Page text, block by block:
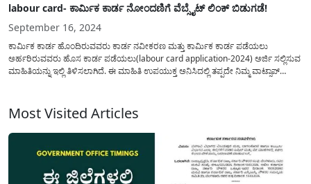
labour card- ಕಾರ್ಮಿಕ ಕಾರ್ಡ ನೋಂದಣಿಗೆ ವೆಬ್ಸೈಟ್ ಲಿಂಕ್ ಬಿಡುಗಡೆ!
September 16, 2024
ಕಾರ್ಮಿಕ ಕಾರ್ಡ ಹೊಂದಿರುವವರು ಕಾರ್ಡ ನವೀಕರಣ ಮತ್ತು ಕಾರ್ಮಿಕ ಕಾರ್ಡ ಪಡೆಯಲು
ಅರ್ಹರಿರುವವರು ಹೊಸ ಕಾರ್ಡ ಪಡೆಯಲು(labour card application-2024) ಅರ್ಜಿ ಸಲ್ಲಿಸುವ
ಮಾಹಿತಿಯನ್ನು ಇಲ್ಲಿ ತಿಳಿಸಲಾಗಿದೆ. ಈ ಮಾಹಿತಿ ಉಪಯುಕ್ತ ಅನಿಸಿದಲ್ಲಿ ತಪ್ಪದೇ ನಿಮ್ಮ ವಾಟ್ಸಾಪ್
Most Visited Articles